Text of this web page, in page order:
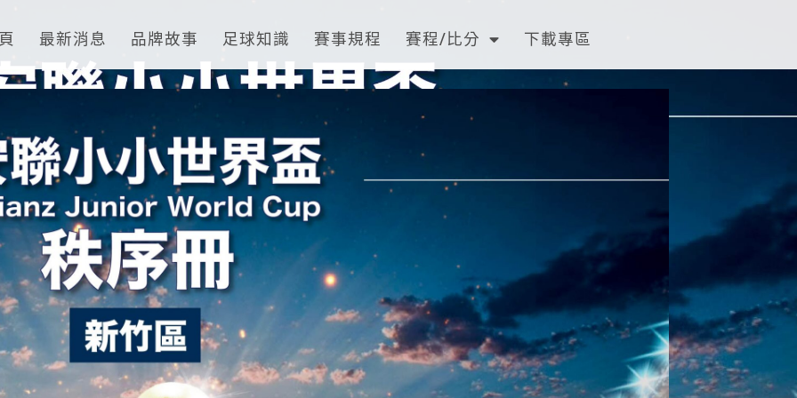
最新消息 品牌故事 足球知識 賽事規程 賽程/比分 下載專區